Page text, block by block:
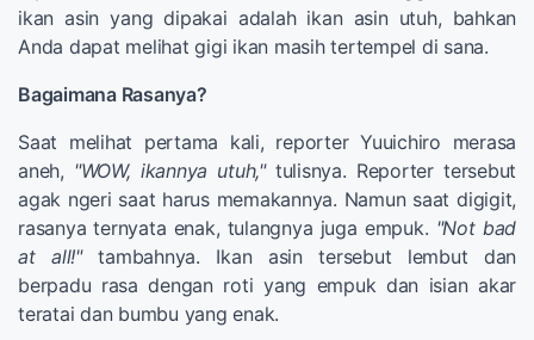
ikan asin yang dipakai adalah ikan asin utuh, bahkan
Anda dapat melihat gigi ikan masih tertempel di sana.
Bagaimana Rasanya?
Saat melihat pertama kali, reporter Yuuichiro merasa
aneh, "WOW, ikannya utuh,"tulisnya. Reporter tersebut
agak ngeri saat harus memakannya. Namun saat digigit,
rasanya ternyata enak, tulangnya juga empuk. "Not bad
at all!"tambahnya. Ikan asin tersebut lembut dan
berpadu rasa dengan roti yang empuk dan isian akar
teratai dan bumbu yang enak.